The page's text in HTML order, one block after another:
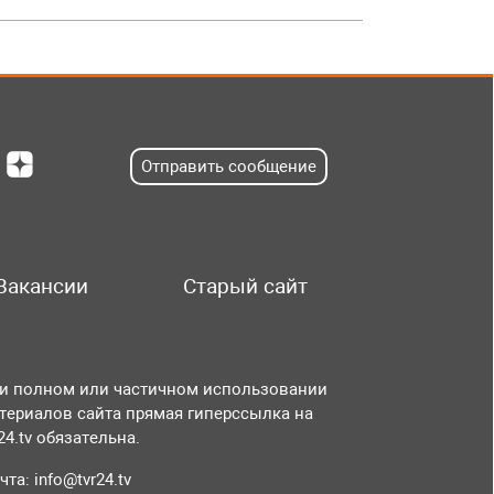
Отправить сообщение
Старый сайт
полном или частичном использовании
сайта прямая гиперссылка на
обязательна.
info@tvr24.tv